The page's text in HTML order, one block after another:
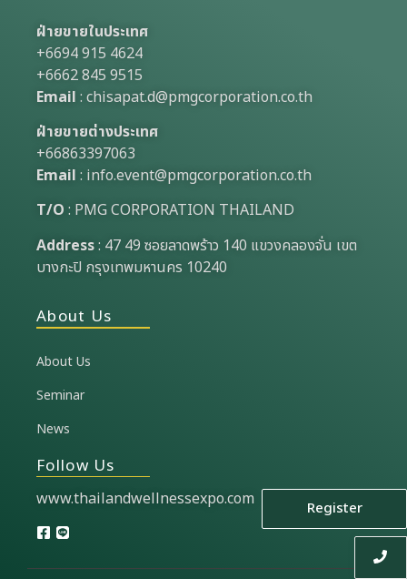
ฝ่ายขายในประเทศ
+6694 915 4624
+6662 845 9515
Email : chisapat.d@pmgcorporation.co.th
ฝ่ายขายต่างประเทศ
+66863397063
Email : info.event@pmgcorporation.co.th
T/O : PMG CORPORATION THAILAND
Address: 47 49 ซอยลาดพร้าว 140 แขวงคลองจั่น เขต
บางกะปิ กรุงเทพมหานคร 10240
About Us
About Us
Seminar
News
Follow Us
www.thailandwellnessexpo.com Register